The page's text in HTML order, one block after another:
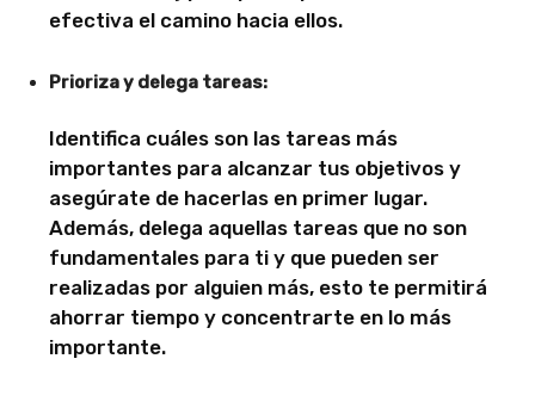
efectiva el camino hacia ellos.
Prioriza y delega tareas:
Identifica cuáles son las tareas más
importantes para alcanzar tus objetivos y
asegúrate de hacerlas en primer lugar.
Además, delega aquellas tareas que no son
fundamentales para ti y que pueden ser
realizadas por alguien más, esto te permitirá
ahorrar tiempo y concentrarte en lo más
importante.